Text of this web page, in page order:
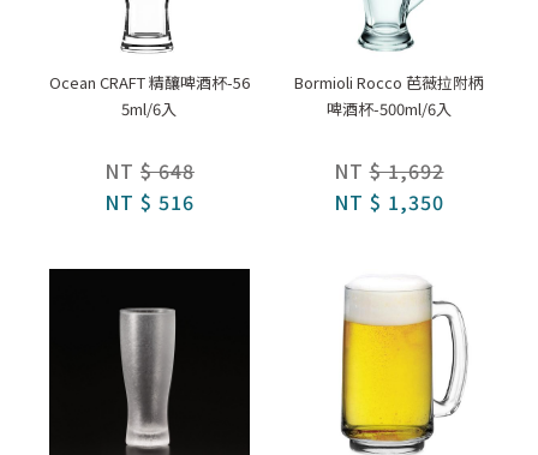
Ocean CRAFT 精釀啤酒杯-56
5ml/6入
NT $ 648
NT $ 516
Bormioli Rocco 芭薇拉附柄
啤酒杯-500ml/6入
NT $ 1,692
NT $ 1,350